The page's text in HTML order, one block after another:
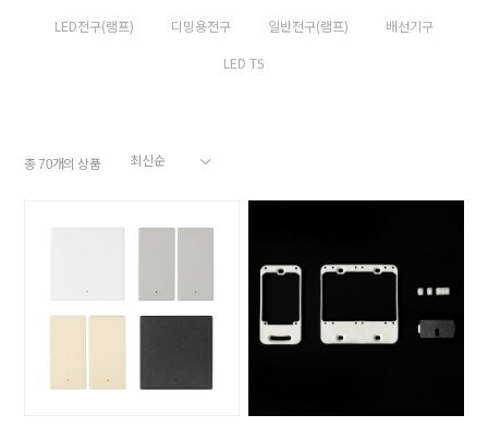
LED전구(램프) 디밍용전구 일반전구(램프)
배선기구
LED T5
총70개의 상품